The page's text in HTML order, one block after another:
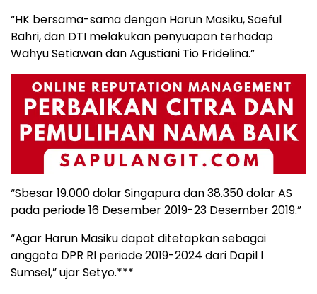
“HK bersama-sama dengan Harun Masiku, Saeful
Bahri, dan DTI melakukan penyuapan terhadap
Wahyu Setiawan dan Agustiani Tio Fridelina.”
“Sbesar 19.000 dolar Singapura dan 38.350 dolar AS
pada periode 16 Desember 2019-23 Desember 2019.”
“Agar Harun Masiku dapat ditetapkan sebagai
anggota DPR RI periode 2019-2024 dari Dapil I
Sumsel,” ujar Setyo.***